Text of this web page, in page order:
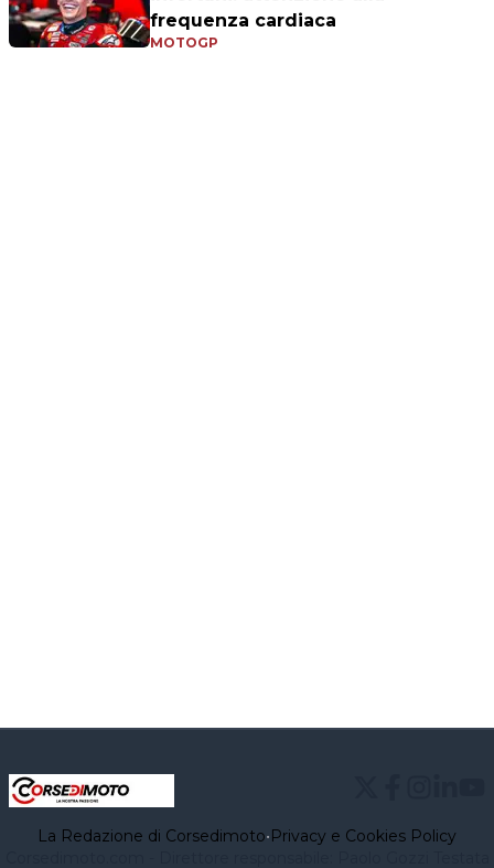
frequenza cardiaca
MOTOGP
La Redazione di Corsedimoto•Privacy e Cookies Policy